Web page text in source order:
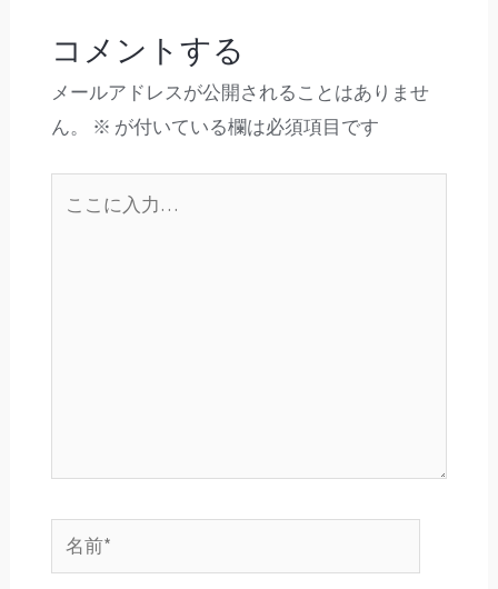
コメントする
メールアドレスが公開されることはありませ
ん。
※ が付いている欄は必須項目です
前